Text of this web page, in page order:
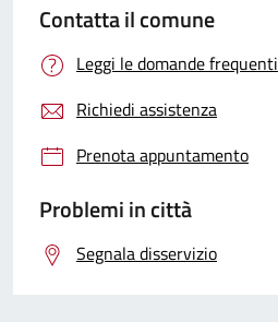
Contatta il comune
Leggi le domande frequenti
Richiedi assistenza
Prenota appuntamento
Problemi in città
Segnala disservizio